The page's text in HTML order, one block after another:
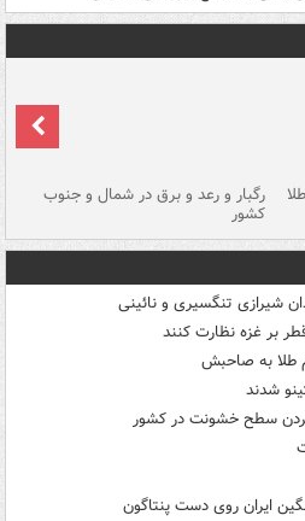
رگبار و رعد و برق در شمال و جنوب
کشور
شیرازی تنگسیری و نائینی
بر غزه نظارت کنند
طلا به صاحبش
بردن سطح خشونت در کشور